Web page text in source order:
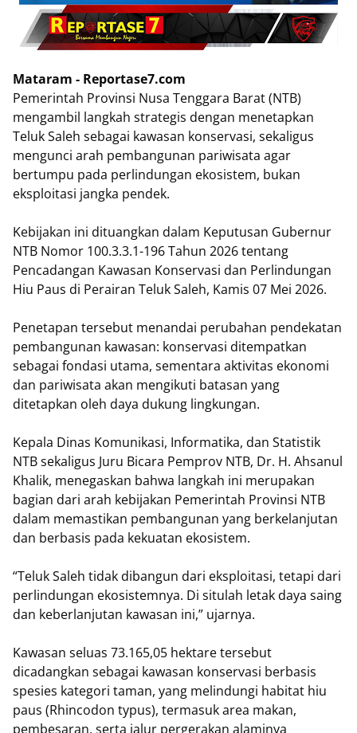
Mataram - Reportase7.com
Pemerintah Provinsi Nusa Tenggara Barat (NTB)
mengambil langkah strategis dengan menetapkan
Teluk Saleh sebagai kawasan konservasi, sekaligus
mengunci arah pembangunan pariwisata agar
bertumpu pada perlindungan ekosistem, bukan
eksploitasi jangka pendek.
Kebijakan ini dituangkan dalam Keputusan Gubernur
NTB Nomor 100.3.3.1-196 Tahun 2026 tentang
Pencadangan Kawasan Konservasi dan Perlindungan
Hiu Paus di Perairan Teluk Saleh, Kamis 07 Mei 2026.
Penetapan tersebut menandai perubahan pendekatan
pembangunan kawasan: konservasi ditempatkan
sebagai fondasi utama, sementara aktivitas ekonomi
dan pariwisata akan mengikuti batasan yang
ditetapkan oleh daya dukung lingkungan.
Kepala Dinas Komunikasi, Informatika, dan Statistik
NTB sekaligus Juru Bicara Pemprov NTB, Dr. H. Ahsanul
Khalik, menegaskan bahwa langkah ini merupakan
bagian dari arah kebijakan Pemerintah Provinsi NTB
dalam memastikan pembangunan yang berkelanjutan
dan berbasis pada kekuatan ekosistem.
“Teluk Saleh tidak dibangun dari eksploitasi, tetapi dari
perlindungan ekosistemnya. Di situlah letak daya saing
dan keberlanjutan kawasan ini,” ujarnya.
Kawasan seluas 73.165,05 hektare tersebut
dicadangkan sebagai kawasan konservasi berbasis
spesies kategori taman, yang melindungi habitat hiu
paus (Rhincodon typus), termasuk area makan,
pembesaran, serta jalur pergerakan alaminya